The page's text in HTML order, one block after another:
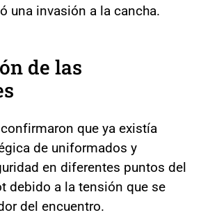
una invasión a la cancha.
de las
que ya existía
de uniformados y
en diferentes puntos del
debido a la tensión que se
del encuentro.